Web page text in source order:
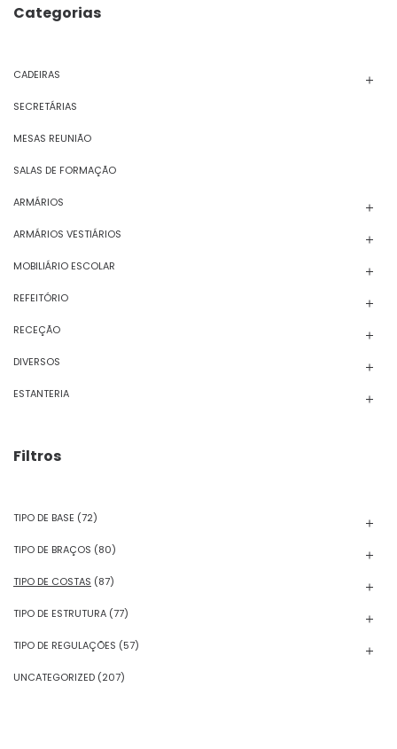
Categorias
CADEIRAS
SECRETÁRIAS
MESAS REUNIÃO
SALAS DE FORMAÇÃO
ARMÁRIOS
ARMÁRIOS VESTIÁRIOS
MOBILIÁRIO ESCOLAR
REFEITÓRIO
RECEÇÃO
DIVERSOS
ESTANTERIA
Filtros
TIPO DE BASE (72)
TIPO DE BRAÇOS (80)
TIPO DE COSTAS (87)
TIPO DE ESTRUTURA (77)
TIPO DE REGULAÇÕES (57)
UNCATEGORIZED (207)